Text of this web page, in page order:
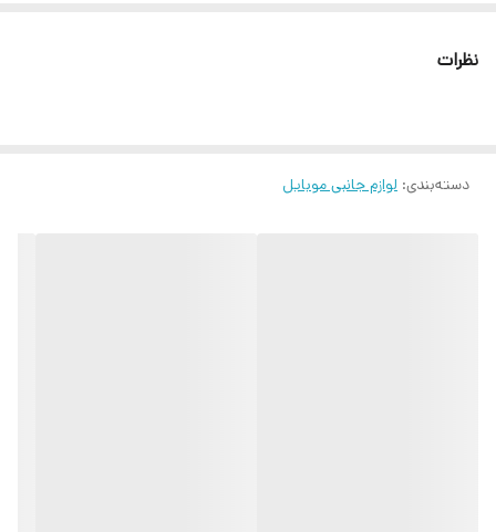
شارژ کنید، شاید هم قصد یک سفر جاده‌ای را داشته باشید که قطعا
با قدرت ۳٫۱ آمپر است و یک کابل میکرو نیز به همراه آن است که به
نظرات
دسته‌بندی: لوازم جانبی موبایل